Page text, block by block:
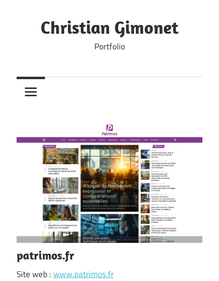
contentChristian Gimonet
Portfolio
patrimos.fr
Site web :www.patrimos.fr